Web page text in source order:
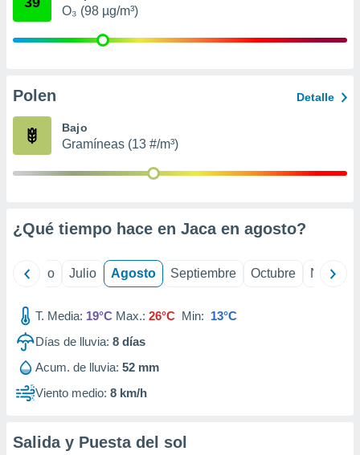
mediante
publicidad
O₃ (98 µg/m³)
Polen Detalle
Bajo
Gramíneas (13 #/m³)
¿Qué tiempo hace en Jaca en agosto?
Junio Julio Agosto Septiembre Octubre
T. Media: 19°C Max.: 26°C Min: 13°C
Días de lluvia: 8 días
Acum. de lluvia: 52 mm
Viento medio: 8 km/h
Salida y Puesta del sol